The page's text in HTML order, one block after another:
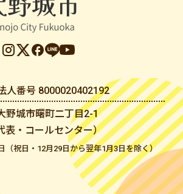
人番号 8000020402192
野城市曙町二丁目2-1
表・コールセンター）
（祝日・12月29日から翌年1月3日を除く）